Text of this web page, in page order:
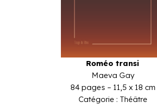
Roméo transi
Maeva Gay
84 pages – 11,5 x 18 cm
Catégorie : Théâtre